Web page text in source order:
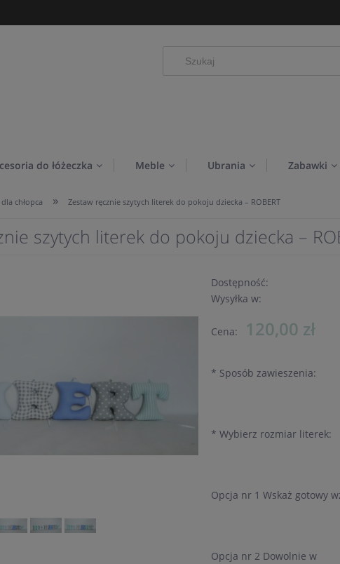
do łóżeczka Meble Ubrania Zabawki
chłopca » Zestaw ręcznie szytych literek do pokoju dziecka – ROBERT
szytych literek do pokoju dziecka –
Dostępność:
Wysyłka w:
Cena: 120,00 zł
* Sposób zawieszenia:
* Wybierz rozmiar literek:
Opcja nr 1 Wskaż gotowy
Opcja nr 2 Dowolnie w